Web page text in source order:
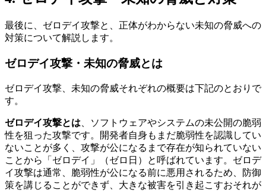
最後に、ゼロデイ攻撃と、正体がわからない未知の脅威への
対策について解説します。
ゼロデイ攻撃・未知の脅威とは
ゼロデイ攻撃、未知の脅威それぞれの概要は下記のとおりで
す。
ゼロデイ攻撃とは 、ソフトウェアやシステムの未公開の脆弱
性を狙った攻撃です。開発者自身もまだ脆弱性を認識してい
ないことが多く、攻撃が公になるまで存在が知られていない
ことから「ゼロデイ」（ゼロ日）と呼ばれています。ゼロデ
イ攻撃は通常、脆弱性が公になる前に悪用されるため、防御
策を講じることができず、大きな被害を引き起こすおそれが